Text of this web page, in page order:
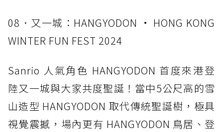
08．又一城：HANGYODON • HONG KONG
WINTER FUN FEST 2024
Sanrio 人氣角色 HANGYODON 首度來港登
陸又一城與大家共度聖誕！當中5公尺高的雪
山造型 HANGYODON 取代傳統聖誕樹，極具
視覺震撼，場內更有 HANGYODON 鳥居、登